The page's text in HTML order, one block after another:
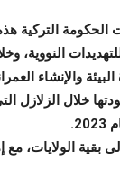
الحكومة التركية
النووية،
والإنشاء
خلال الزلازل
الكبرى ثم إلى بقية